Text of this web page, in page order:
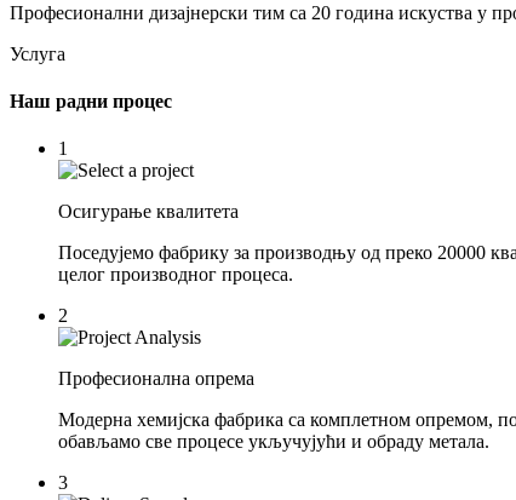
Професионални дизајнерски тим са 20 година искуства у
Услуга
Наш радни процес
1
Осигурање квалитета
Поседујемо фабрику за производњу од преко 20000
целог производног процеса.
2
Професионална опрема
Модерна хемијска фабрика са комплетном опремом,
обављамо све процесе укључујући и обраду метала.
3